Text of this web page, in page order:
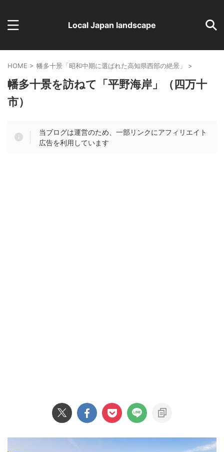
Local Japan landscape
HOME > 幡多十景「昭和中期に選ばれた高知県西部の絶景」 >
幡多十景を訪ねて「平野海岸」（四万十
市）
当ブログは運営のため、一部リンクにアフィリエイト
広告を利用しています